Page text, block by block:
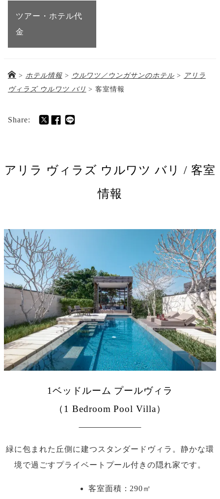
ツアー・ホテル代
金
> ホテル情報> ウルワツ／ウンガサンのホテル >
アリラ
ヴィラズ ウルワツ バリ >客室情報
Share:
アリラ ヴィラズ ウルワツ バリ / 客室
情報
1ベッドルーム プールヴィラ
（1 Bedroom Pool Villa）
緑に包まれた丘側に建つスタンダードヴィラ。静かな環
境で過ごすプライベートプール付きの隠れ家です。
客室面積：290㎡